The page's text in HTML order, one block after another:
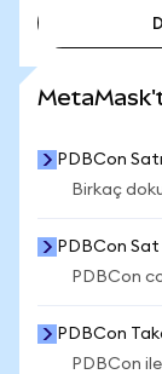
PDBCon
Birkaç
PDBCon Sat
PDBCon
PDBCon
PDBCon